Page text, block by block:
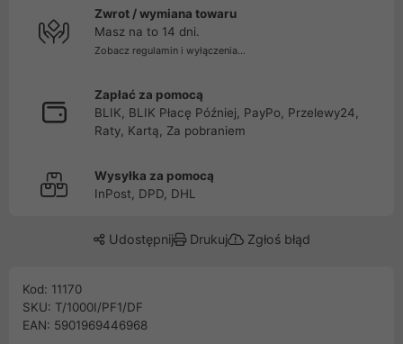
Zwrot / wymiana towaru
Masz na to 14 dni.
Zobacz regulamin i wyłączenia...
Zapłać za pomocą
BLIK, BLIK Płacę Później, PayPo, Przelewy24,
Raty, Kartą, Za pobraniem
Wysyłka za pomocą
InPost, DPD, DHL
Udostępnij Drukuj Zgłoś błąd
Kod: 11170
SKU: T/1000I/PF1/DF
EAN: 5901969446968